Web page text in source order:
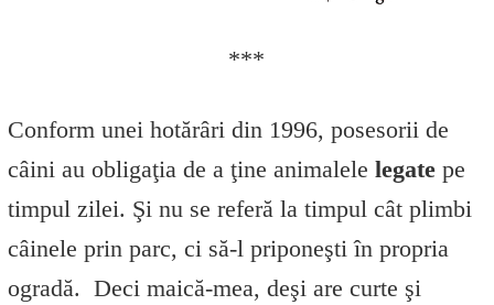
***
Conform unei hotărâri din 1996, posesorii de
câini au obligaţia de a ţine animalele legatepe
timpul zilei. Şi nu se referă la timpul cât plimbi
câinele prin parc, ci să-l priponeşti în propria
ogradă. Deci maică-mea, deşi are curte şi